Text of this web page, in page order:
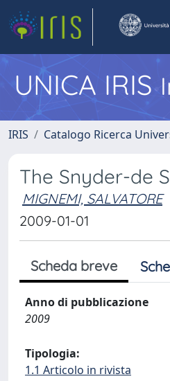
UNICA IRIS
IRIS Catalogo Ricerca
The Snyder-de
MIGNEMI, SALVATORE
2009-01-01
Scheda breve
Anno di pubblicazione
2009
Tipologia:
1.1 Articolo in rivista